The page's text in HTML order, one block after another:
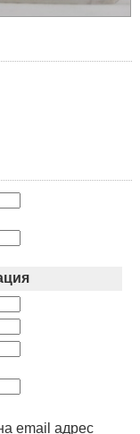
email адрес